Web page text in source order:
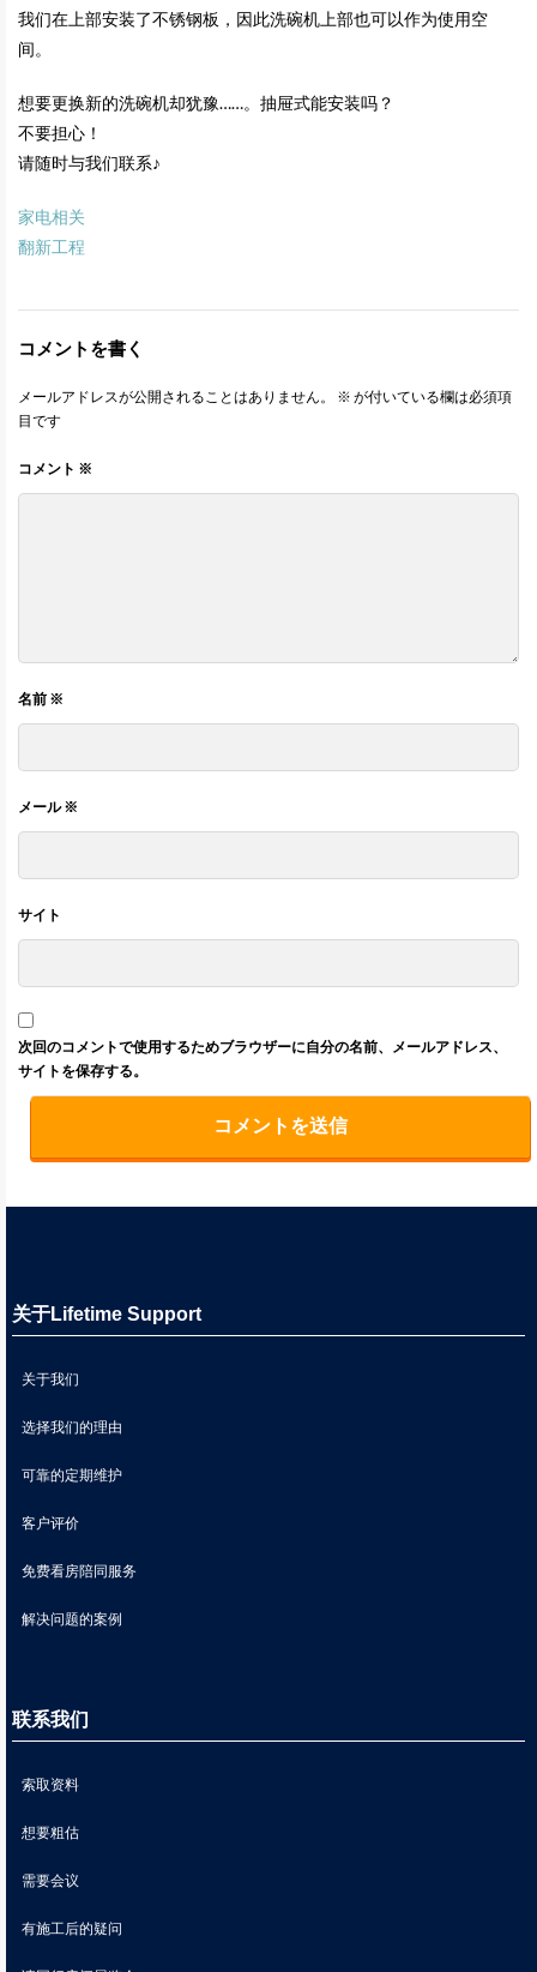
我们在上部安装了不锈钢板，因此洗碗机上部也可以作为使用空
间。
想要更换新的洗碗机却犹豫……。抽屉式能安装吗？
不要担心！
请随时与我们联系♪
家电相关
翻新工程
コメントを書く
メールアドレスが公開されることはありません。 ※ が付いている欄は必須項
目です
コメント ※
名前 ※
メール※
サイト
次回のコメントで使用するためブラウザーに自分の名前、メールアドレス、
サイトを保存する。
关于Lifetime Support
关于我们
选择我们的理由
可靠的定期维护
客户评价
免费看房陪同服务
解决问题的案例
联系我们
索取资料
想要粗估
需要会议
有施工后的疑问